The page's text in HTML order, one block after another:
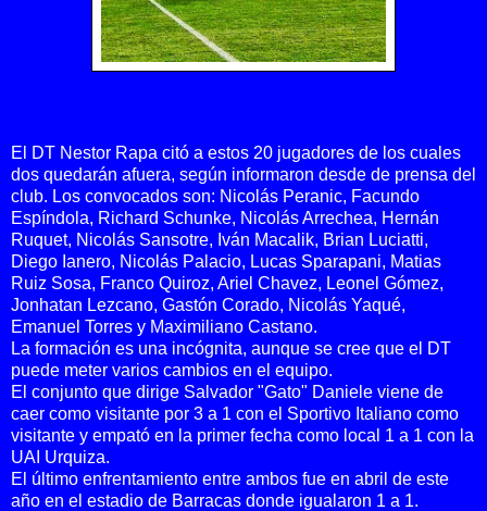
El DT Nestor Rapa citó a estos 20 jugadores de los cuales
dos quedarán afuera, según informaron desde de prensa del
club. Los convocados son: Nicolás Peranic, Facundo
Espíndola, Richard Schunke, Nicolás Arrechea, Hernán
Ruquet, Nicolás Sansotre, Iván Macalik, Brian Luciatti,
Diego Ianero, Nicolás Palacio, Lucas Sparapani, Matias
Ruiz Sosa, Franco Quiroz, Ariel Chavez, Leonel Gómez,
Jonhatan Lezcano, Gastón Corado, Nicolás Yaqué,
Emanuel Torres y Maximiliano Castano.
La formación es una incógnita, aunque se cree que el DT
puede meter varios cambios en el equipo.
El conjunto que dirige Salvador "Gato" Daniele viene de
caer como visitante por 3 a 1 con el Sportivo Italiano como
visitante y empató en la primer fecha como local 1 a 1 con la
UAI Urquiza.
El último enfrentamiento entre ambos fue en abril de este
año en el estadio de Barracas donde igualaron 1 a 1.